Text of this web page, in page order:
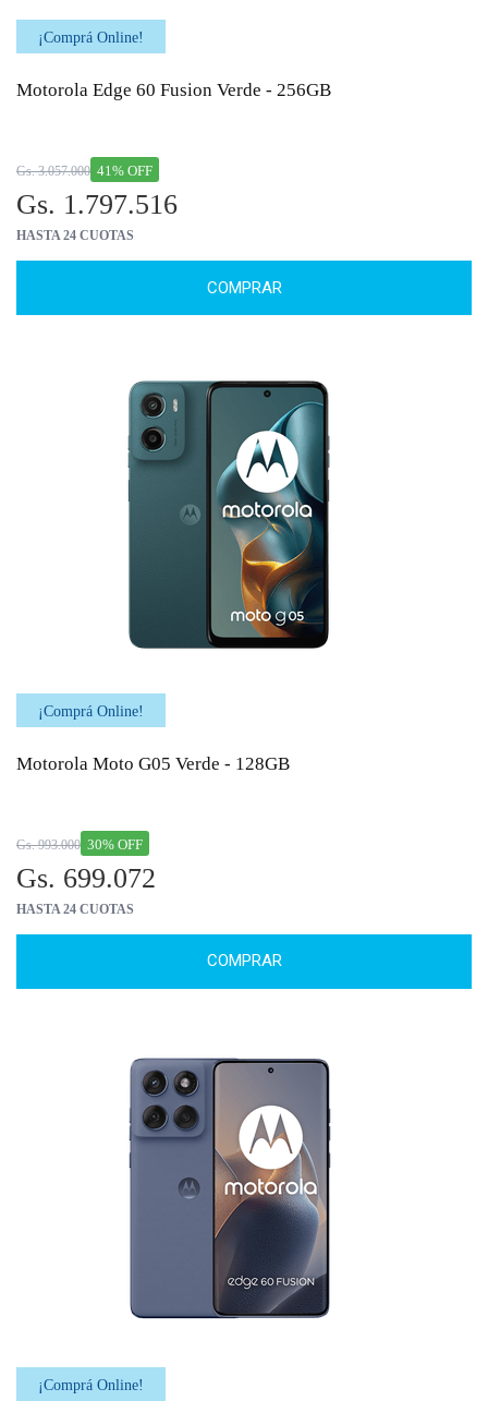
¡Comprá Online!
Motorola Edge 60 Fusion Verde - 256GB
41% OFF
Gs. 3.057.000
Gs. 1.797.516
HASTA 24 CUOTAS
COMPRAR
¡Comprá Online!
Motorola Moto G05 Verde - 128GB
30% OFF
Gs. 993.000
Gs. 699.072
HASTA 24 CUOTAS
COMPRAR
¡Comprá Online!